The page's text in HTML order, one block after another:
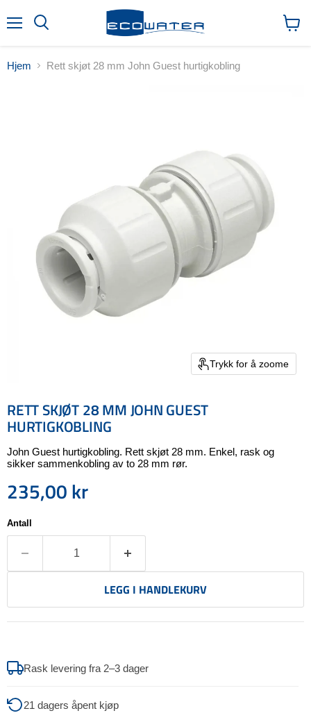
Hjem Rett skjøt 28 mm John Guest hurtigkobling
Trykk for å zoome
RETT SKJØT 28 MM JOHN GUEST
HURTIGKOBLING
John Guest hurtigkobling. Rett skjøt 28 mm. Enkel, rask og
sikker sammenkobling av to 28 mm rør.
Nåværende pris
235,00 kr
Antall
LEGG I HANDLEKURV
Rask levering fra 2–3 dager
21 dagers åpent kjøp